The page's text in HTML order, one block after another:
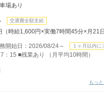
場あり
交通費全額支給
（時給1,600円×実働7時間45分×月21
始日：2026/08/24～ １ヶ月以内に
：15 ■残業あり （月平均10時間）
もっ